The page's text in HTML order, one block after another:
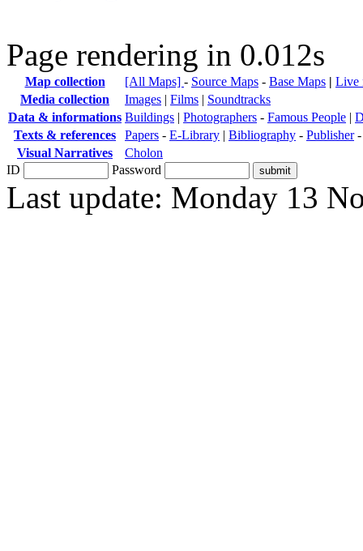
Page rendering in 0.012s
Map collection [All Maps] - Source Maps - Base Maps | Live
Media collection
Images | Films | Soundtracks
Data & informations Buildings | Photographers - Famous People |
Texts & references
Papers - E-Library | Bibliography - Publisher
Visual Narratives
Cholon
ID
Password
Last update: Monday 13